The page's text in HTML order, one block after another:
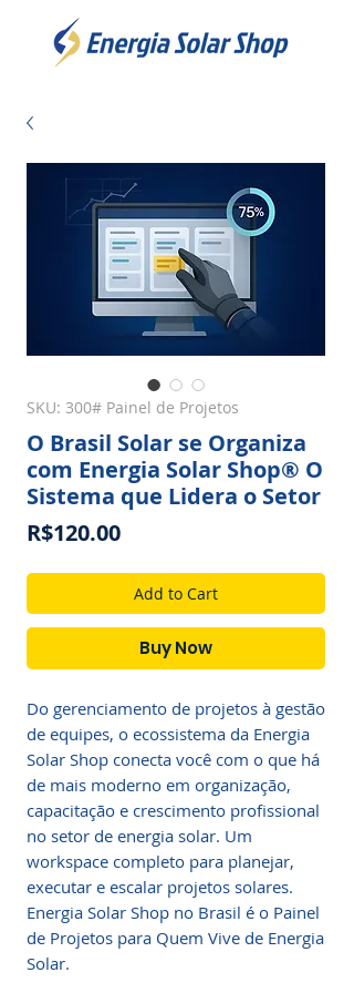
SKU: 300# Painel de Projetos
O Brasil Solar se Organiza
com Energia Solar Shop® O
Sistema que Lidera o Setor
R$120.00Price
Add to Cart
Buy Now
Do gerenciamento de projetos à gestão
de equipes, o ecossistema da Energia
Solar Shop conecta você com o que há
de mais moderno em organização,
capacitação e crescimento profissional
no setor de energia solar. Um
workspace completo para planejar,
executar e escalar projetos solares.
Energia Solar Shop no Brasil é o Painel
de Projetos para Quem Vive de Energia
Solar.